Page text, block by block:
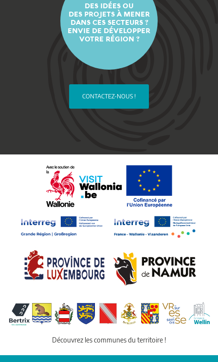
DES IDÉES OU
DES PROJETS À MENER
DANS CES SECTEURS ?
ENVIE DE DÉVELOPPER
VOTRE RÉGION ?
CONTACTEZ-NOUS !
Découvrez les communes du territoire !